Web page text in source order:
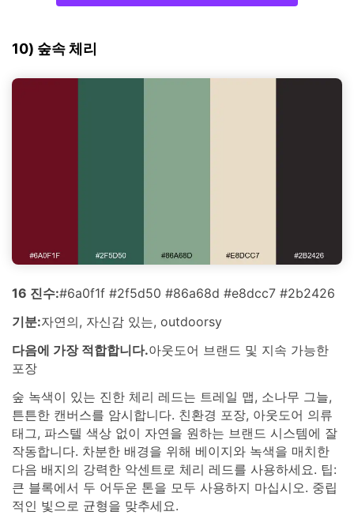
10) 숲속 체리
16 진수:#6a0f1f #2f5d50 #86a68d #e8dcc7 #2b2426
기분:자연의, 자신감 있는, outdoorsy
다음에 가장 적합합니다.아웃도어 브랜드 및 지속 가능한
포장
숲 녹색이 있는 진한 체리 레드는 트레일 맵, 소나무 그늘,
튼튼한 캔버스를 암시합니다. 친환경 포장, 아웃도어 의류
태그, 파스텔 색상 없이 자연을 원하는 브랜드 시스템에 잘
작동합니다. 차분한 배경을 위해 베이지와 녹색을 매치한
다음 배지의 강력한 악센트로 체리 레드를 사용하세요. 팁:
큰 블록에서 두 어두운 톤을 모두 사용하지 마십시오. 중립
적인 빛으로 균형을 맞추세요.